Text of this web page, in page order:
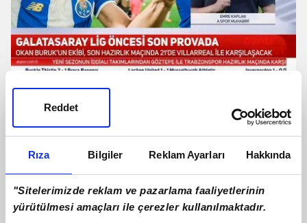
Rıza Bilgiler Reklam Ayarları Hakkında
"Sitelerimizde reklam ve pazarlama faaliyetlerinin
yürütülmesi amaçları ile çerezler kullanılmaktadır.
Reddet
Galatasaray'da Rodrigo Mora
gelişmesi! Canlı yayında açıkladı